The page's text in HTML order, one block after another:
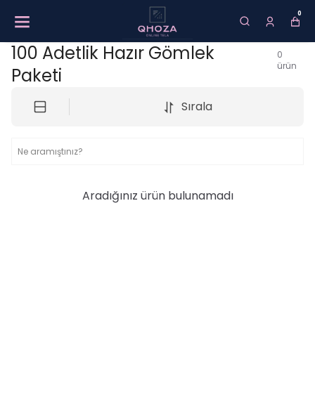
0
100 Adetlik Hazır Gömlek
Paketi
0
ürün
Sırala
Aradığınız ürün bulunamadı